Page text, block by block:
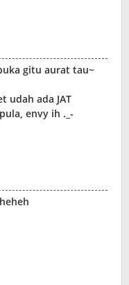
gitu aurat tau~
udah ada JAT
envy ih ._-